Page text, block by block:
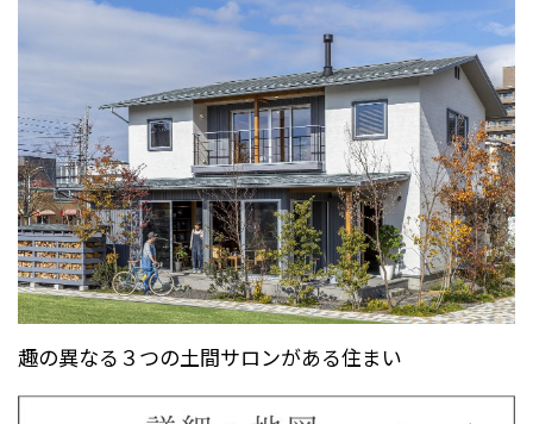
趣の異なる３つの土間サロンがある住まい